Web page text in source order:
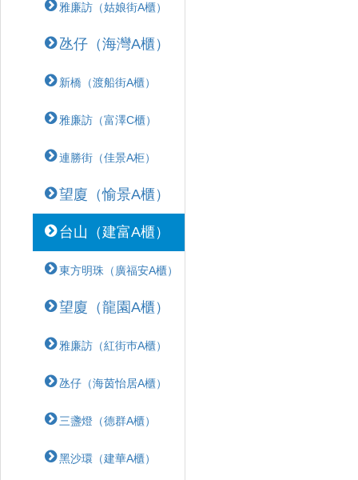
雅廉訪（姑娘街A櫃）
氹仔（海灣A櫃）
新橋（渡船街A櫃）
雅廉訪（富澤C櫃）
連勝街（佳景A柜）
望廈（愉景A櫃）
台山（建富A櫃）
東方明珠（廣福安A櫃）
望廈（龍園A櫃）
雅廉訪（紅街巿A櫃）
氹仔（海茵怡居A櫃）
三盞燈（德群A櫃）
黑沙環（建華A櫃）